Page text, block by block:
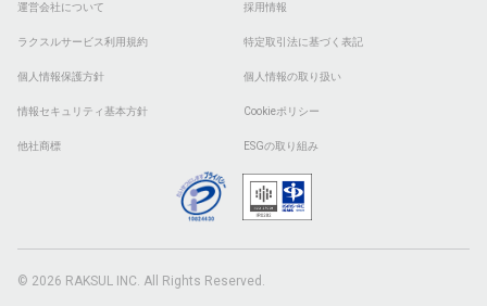
運営会社について 採用情報
ラクスルサービス利用規約 特定取引法に基づく表記
個人情報保護方針 個人情報の取り扱い
情報セキュリティ基本方針 Cookieポリシー
他社商標 ESGの取り組み
© 2026 RAKSUL INC. All Rights Reserved.